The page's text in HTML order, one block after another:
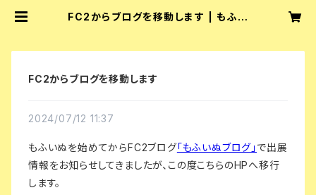
FC2からブログを移動します | もふい
FC2からブログを移動します
2024/07/12 11:37
もふいぬを始めてからFC2ブログ「もふいぬブログ」 で出展
情報をお知らせしてきましたが、この度こちらのHPへ移行
します。